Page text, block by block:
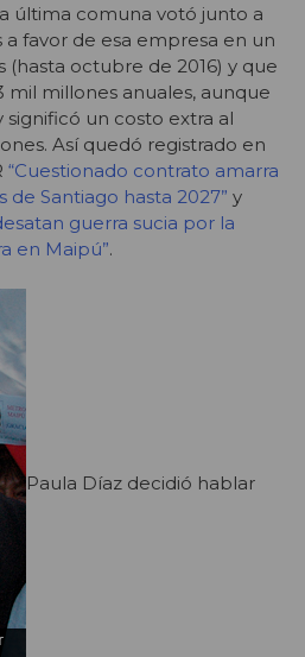
última comuna votó junto a
favor de esa empresa en un
octubre de 2016) y que
mil millones anuales, aunque
significó un costo extra al
Así quedó registrado en
“Cuestionado contrato amarra
Santiago hasta 2027” y
guerra sucia por la
en Maipú”.
Paula Díaz decidió hablar